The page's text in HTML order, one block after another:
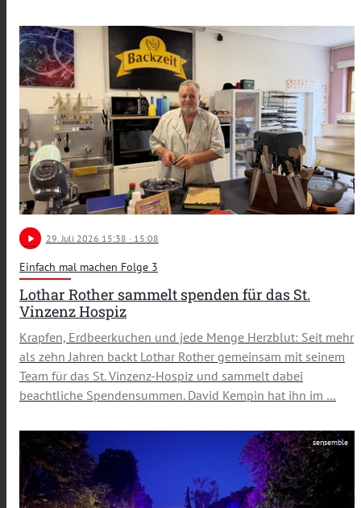
play_arrow 29 . Juli 2026 15:38 · 15:08
Einfach mal machen Folge 3
Lothar Rother sammelt spenden für das St.
Vinzenz Hospiz
Krapfen, Erdbeerkuchen und jede Menge Herzblut: Seit mehr
als zehn Jahren backt Lothar Rother gemeinsam mit seinem
Team für das St. Vinzenz-Hospiz und sammelt dabei
beachtliche Spendensummen. David Kempin hat ihn im …
sensemble